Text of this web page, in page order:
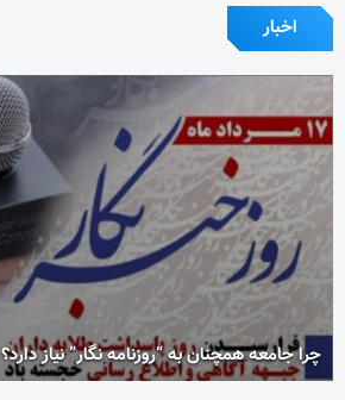
اخبار
چرا جامعه همچنان به “روزنامه نگار” نیاز دارد؟